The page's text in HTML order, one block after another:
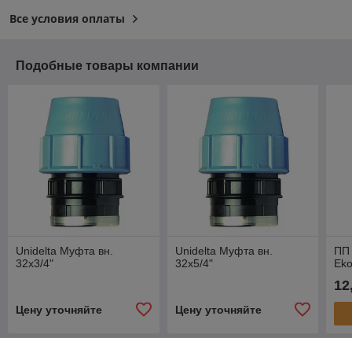
Все условия оплаты
Подобные товары компании
Unidelta Муфта вн.
32х3/4"
Цену уточняйте
Unidelta Муфта вн.
32х5/4"
Цену уточняйте
ПП